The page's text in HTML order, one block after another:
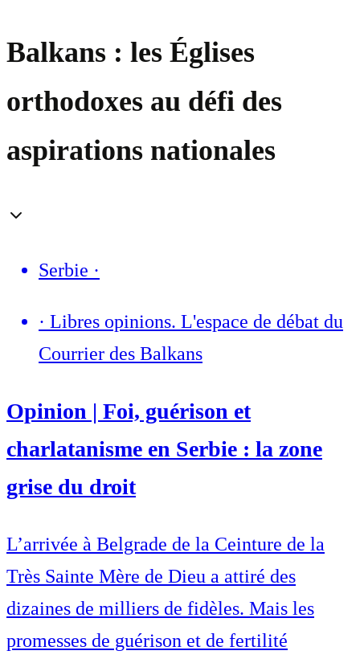
Balkans : les Églises
orthodoxes au défi des
aspirations nationales
Serbie ·
· Libres opinions. L'espace de débat du
Courrier des Balkans
Opinion | Foi, guérison et
charlatanisme en Serbie : la zone
grise du droit
L’arrivée à Belgrade de la Ceinture de la
Très Sainte Mère de Dieu a attiré des
dizaines de milliers de fidèles. Mais les
promesses de guérison et de fertilité